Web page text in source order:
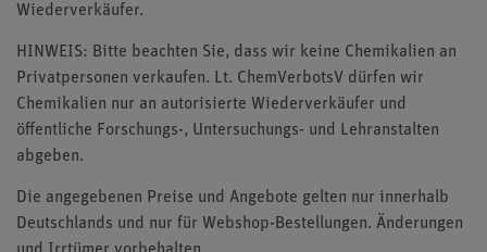
Wiederverkäufer.
HINWEIS: Bitte beachten Sie, dass wir keine Chemikalien an
Privatpersonen verkaufen. Lt. ChemVerbotsV dürfen wir
Chemikalien nur an autorisierte Wiederverkäufer und
öffentliche Forschungs-, Untersuchungs- und Lehranstalten
abgeben.
Die angegebenen Preise und Angebote gelten nur innerhalb
Deutschlands und nur für Webshop-Bestellungen. Änderungen